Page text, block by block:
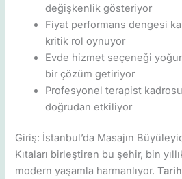
değişkenlik gösteriyor
Fiyat performans dengesi
kritik rol oynuyor
Evde hizmet seçeneği
bir çözüm getiriyor
Profesyonel terapist
doğrudan etkiliyor
Giriş: İstanbul’da Masajın
Kıtaları birleştiren bu şehir, bin
modern yaşamla harmanlıyor.